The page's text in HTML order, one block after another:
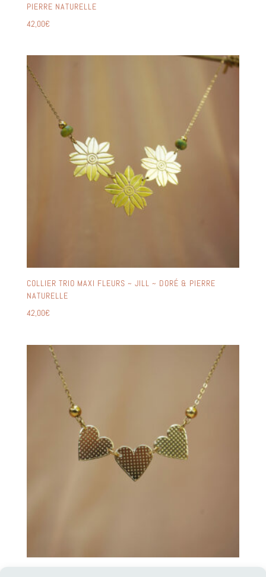
PIERRE NATURELLE
42,00€
COLLIER TRIO MAXI FLEURS ~ JILL ~ DORÉ & PIERRE
NATURELLE
42,00€